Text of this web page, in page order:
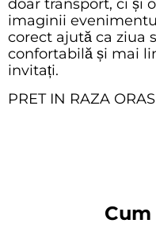
doar transport, ci și
imaginii
corect ajută ca ziua
confortabilă și mai
invitați.
PRET IN RAZA